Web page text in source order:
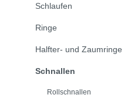
Schlaufen
Ringe
Halfter- und Zaumringe
Schnallen
Rollschnallen